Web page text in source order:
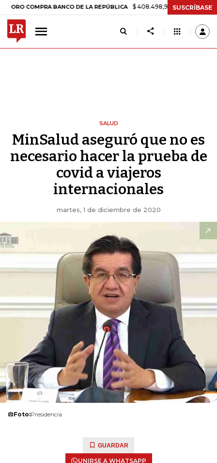
BANCO DE LA REPÚBLICA $ 408.498,97 +$ 8.753,81 +2,19%
SUSCRÍBASE
SALUD
MinSalud aseguró que no es
necesario hacer la prueba de
covid a viajeros
internacionales
martes, 1 de diciembre de 2020
Foto:Presidencia
GUARDAR
UNIRSE A WHATSAPP